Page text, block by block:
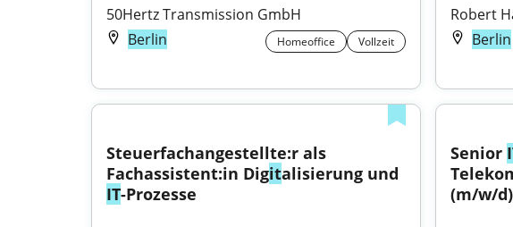
50Hertz Transmission GmbH
Berlin
Homeoffice Vollzeit
Robert
Berlin
Steuerfachangestellte:r als
Fachassistent:in Digit
IT-Prozesse
Senior
(m/w/d)